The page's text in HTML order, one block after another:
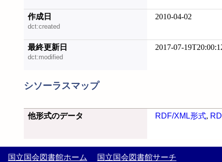
作成日
dct:created
2010-04-02
最終更新日
dct:modified
2017-07-
シソーラスマップ
他形式のデータ RDF/XML形式,
国立国会図書館ホーム 国立国会図書館サーチ